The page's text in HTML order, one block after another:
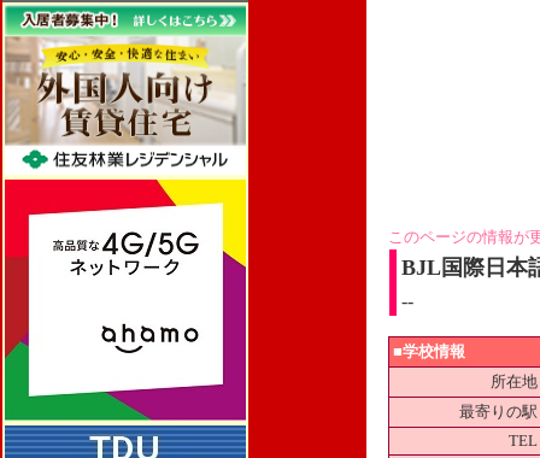
このページの情報が
BJL国際日本
--
■学校情報
所在地
最寄りの駅
TEL